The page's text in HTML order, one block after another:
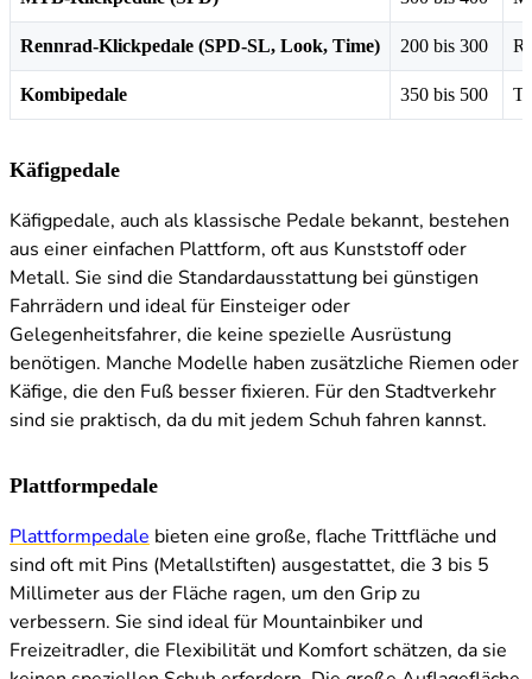
Rennrad-Klickpedale (SPD-SL, Look, Time) 200 bis 300
Kombipedale 350 bis 500
Käfigpedale
Käfigpedale, auch als klassische Pedale bekannt, bestehen
aus einer einfachen Plattform, oft aus Kunststoff oder
Metall. Sie sind die Standardausstattung bei günstigen
Fahrrädern und ideal für Einsteiger oder
Gelegenheitsfahrer, die keine spezielle Ausrüstung
benötigen. Manche Modelle haben zusätzliche Riemen oder
Käfige, die den Fuß besser fixieren. Für den Stadtverkehr
sind sie praktisch, da du mit jedem Schuh fahren kannst.
Plattformpedale
Plattformpedale bieten eine große, flache Trittfläche und
sind oft mit Pins (Metallstiften) ausgestattet, die 3 bis 5
Millimeter aus der Fläche ragen, um den Grip zu
verbessern. Sie sind ideal für Mountainbiker und
Freizeitradler, die Flexibilität und Komfort schätzen, da sie